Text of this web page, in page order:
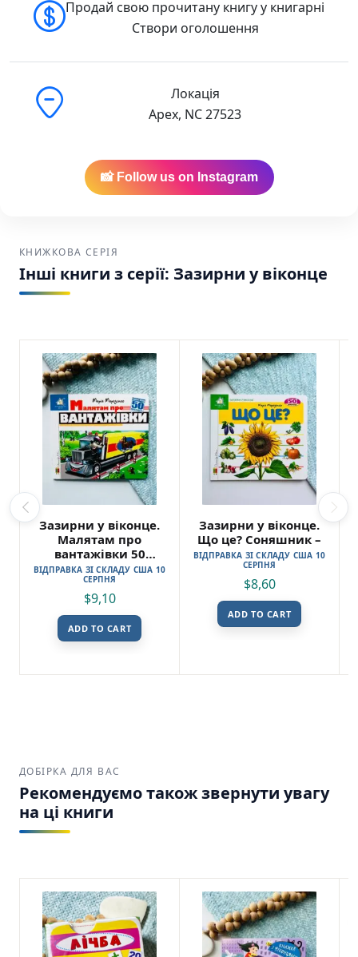
Продай свою прочитану книгу у книгарні
Створи оголошення
Локація
Apex, NC 27523
📸 Follow us on Instagram
КНИЖКОВА СЕРІЯ
Інші книги з серії: Зазирни у віконце
Зазирни у віконце.
Малятам про
вантажівки 50
віконець – Книжкова
хата
ВІДПРАВКА ЗІ СКЛАДУ США 10
СЕРПНЯ
$9,10
ADD TO CART
Зазирни у віконце.
Що це? Соняшник –
ВІДПРАВКА ЗІ СКЛАДУ США 10
СЕРПНЯ
$8,60
ADD TO CART
ДОБІРКА ДЛЯ ВАС
Рекомендуємо також звернути увагу
на ці книги